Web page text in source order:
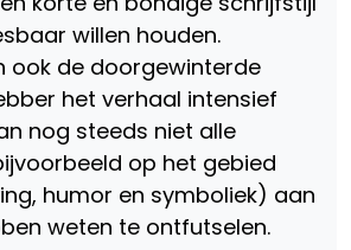
willen houden.
ook de doorgewinterde
het verhaal intensief
nog steeds niet alle
op het gebied
humor en symboliek) aan
weten te ontfutselen.